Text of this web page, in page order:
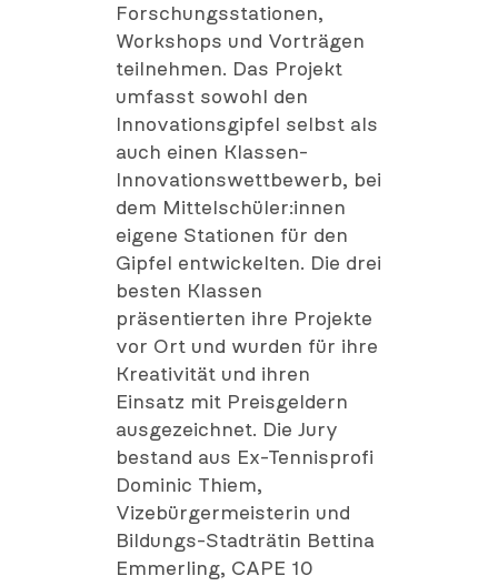
Forschungsstationen,
Workshops und Vorträgen
teilnehmen. Das Projekt
umfasst sowohl den
Innovationsgipfel selbst als
auch einen Klassen-
Innovationswettbewerb, bei
dem Mittelschüler:innen
eigene Stationen für den
Gipfel entwickelten. Die drei
besten Klassen
präsentierten ihre Projekte
vor Ort und wurden für ihre
Kreativität und ihren
Einsatz mit Preisgeldern
ausgezeichnet. Die Jury
bestand aus Ex-Tennisprofi
Dominic Thiem,
Vizebürgermeisterin und
Bildungs-Stadträtin Bettina
Emmerling, CAPE 10